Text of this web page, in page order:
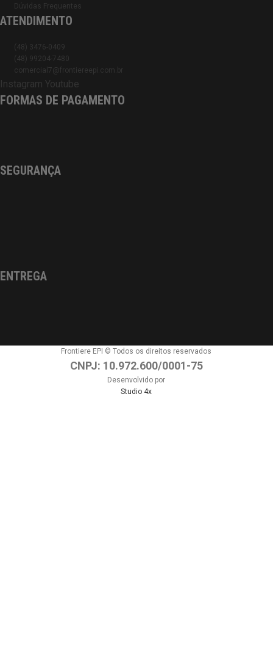
Dúvidas Frequentes
ATENDIMENTO
(48) 3476-0409
(48) 99204-7480
comercial7@frontiereepi.com.br
Instagram Youtube
FORMAS DE PAGAMENTO
SEGURANÇA
ENTREGA
Frontiere EPI © Todos os direitos reservados
CNPJ: 10.972.600/0001-75
Desenvolvido por
Studio 4x